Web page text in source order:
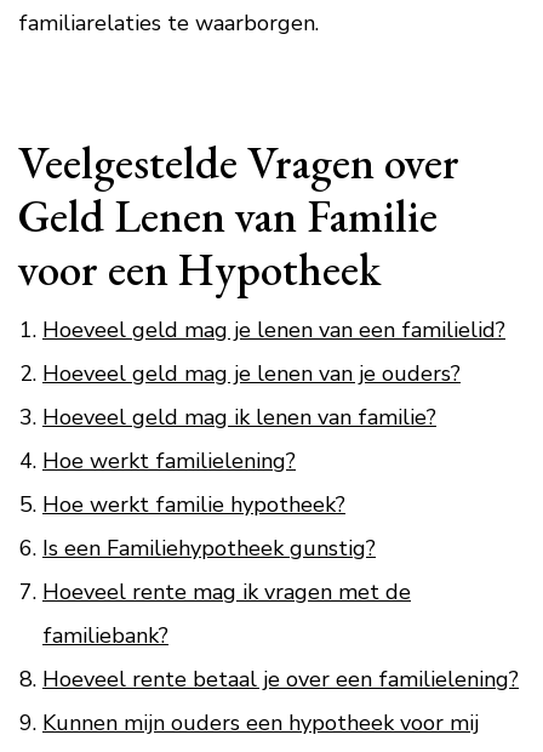
familiarelaties te waarborgen.
Veelgestelde Vragen over
Geld Lenen van Familie
voor een Hypotheek
Hoeveel geld mag je lenen van een familielid?
Hoeveel geld mag je lenen van je ouders?
Hoeveel geld mag ik lenen van familie?
Hoe werkt familielening?
Hoe werkt familie hypotheek?
Is een Familiehypotheek gunstig?
Hoeveel rente mag ik vragen met de
familiebank?
Hoeveel rente betaal je over een familielening?
Kunnen mijn ouders een hypotheek voor mij